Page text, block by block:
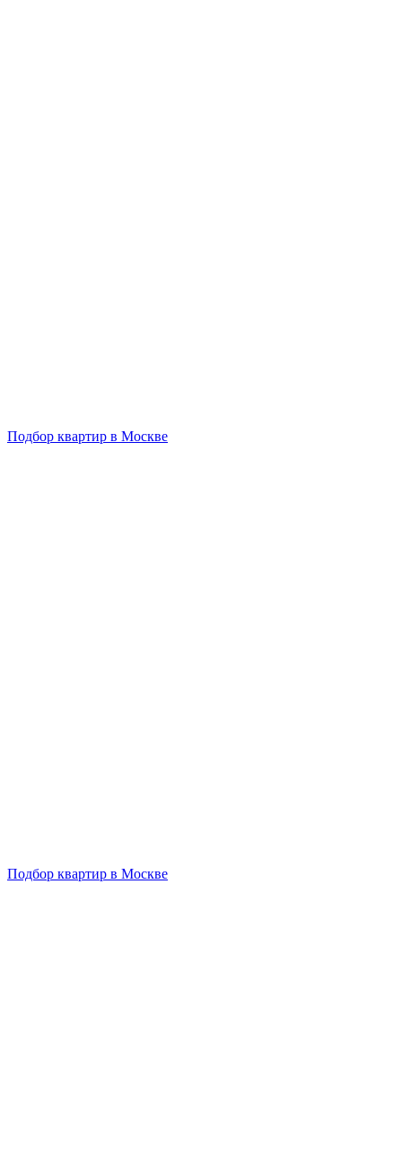
Подбор квартир в Москве
Подбор квартир в Москве